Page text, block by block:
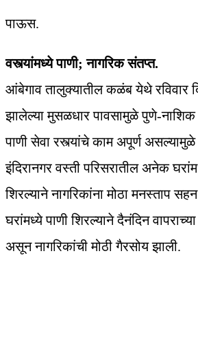
पाऊस.
वस्त्यांमध्ये पाणी; नागरिक संतप्त.
आंबेगाव तालुक्यातील कळंब येथे रविवार
झालेल्या मुसळधार पावसामुळे पुणे-नाशिक
पाणी सेवा रस्त्यांचे काम अपूर्ण
इंदिरानगर वस्ती परिसरातील अनेक
शिरल्याने नागरिकांना मोठा मनस्ताप
घरांमध्ये पाणी शिरल्याने दैनंदिन
असून नागरिकांची मोठी गैरसोय झाली.